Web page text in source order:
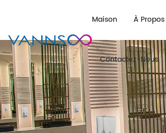
Maison À
Contactez-Nous